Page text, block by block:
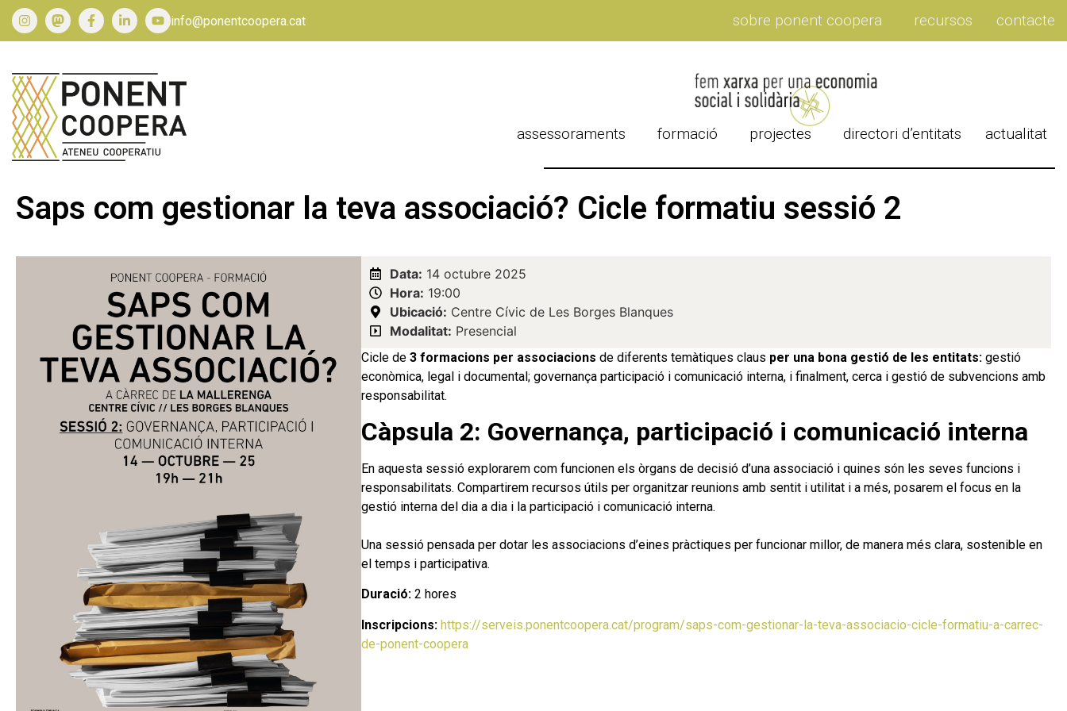
info@ponentcoopera.cat sobre ponent coopera recursos contacte
assessoraments formació projectes directori d’entitats actualitat
Saps com gestionar la teva associació? Cicle formatiu sessió 2
Data: 14 octubre 2025
Hora: 19:00
Ubicació: Centre Cívic de Les Borges Blanques
Modalitat: Presencial
Cicle de3 formacions per associacions de diferents temàtiques claus per una bona gestió de les entitats:gestió
econòmica, legal i documental; governança participació i comunicació interna, i finalment, cerca i gestió de subvencions amb
responsabilitat.
Càpsula 2: Governança, participació i comunicació interna
En aquesta sessió explorarem com funcionen els òrgans de decisió d’una associació i quines són les seves funcions i
responsabilitats. Compartirem recursos útils per organitzar reunions amb sentit i utilitat i a més, posarem el focus en la
gestió interna del dia a dia i la participació i comunicació interna.
Una sessió pensada per dotar les associacions d’eines pràctiques per funcionar millor, de manera més clara, sostenible en
el temps i participativa.
Duració: 2 hores
Inscripcions: https://serveis.ponentcoopera.cat/program/saps-com-gestionar-la-teva-associacio-cicle-formatiu-a-carrec-
de-ponent-coopera